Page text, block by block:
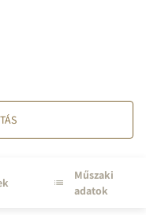
Műszaki
adatok